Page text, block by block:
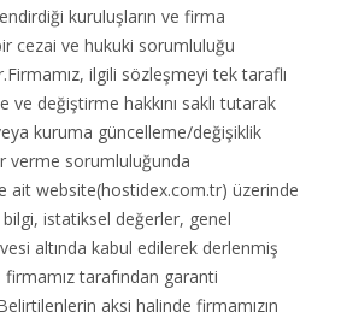
kuruluşların ve firma
cezai ve hukuki sorumluluğu
ilgili sözleşmeyi tek taraflı
ve değiştirme hakkını saklı tutarak
kuruma güncelleme/değişiklik
verme sorumluluğunda
ait website(hostidex.com.tr) üzerinde
istatiksel değerler, genel
altında kabul edilerek derlenmiş
firmamız tarafından garanti
aksi halinde firmamızın